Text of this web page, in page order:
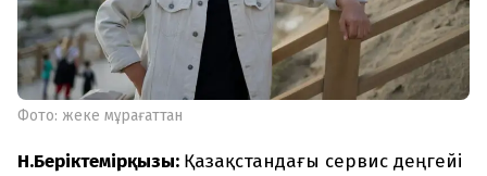
Фото: жеке мұрағаттан
Н.Беріктемірқызы: Қазақстандағы сервис деңгейі